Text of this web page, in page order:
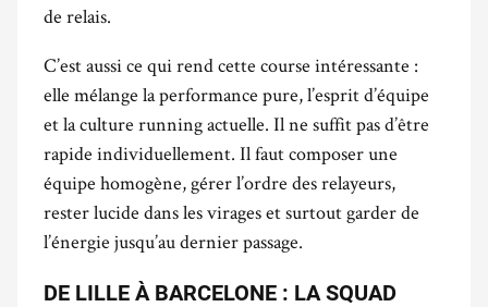
de relais.
C’est aussi ce qui rend cette course intéressante :
elle mélange la performance pure, l’esprit d’équipe
et la culture running actuelle. Il ne suffit pas d’être
rapide individuellement. Il faut composer une
équipe homogène, gérer l’ordre des relayeurs,
rester lucide dans les virages et surtout garder de
l’énergie jusqu’au dernier passage.
DE LILLE À BARCELONE : LA SQUAD